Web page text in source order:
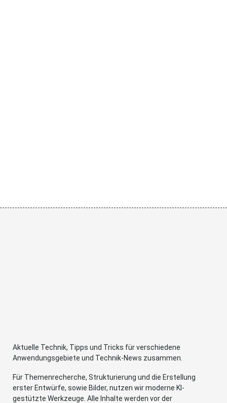
Aktuelle Technik, Tipps und Tricks für verschiedene
Anwendungsgebiete und Technik-News zusammen.
Für Themenrecherche, Strukturierung und die Erstellung
erster Entwürfe, sowie Bilder, nutzen wir moderne KI-
gestützte Werkzeuge. Alle Inhalte werden vor der